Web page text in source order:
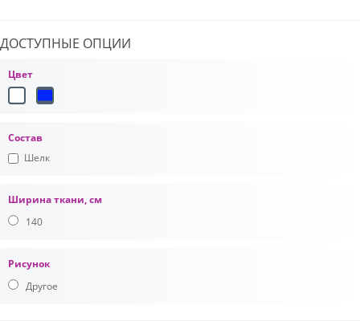
ДОСТУПНЫЕ ОПЦИИ
Цвет
Состав
Шелк
Ширина ткани, см
140
Рисунок
Другое